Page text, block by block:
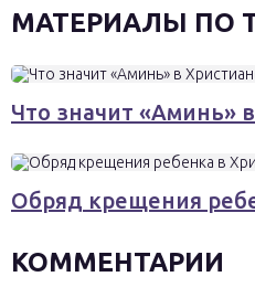
МАТЕРИАЛЫ ПО
Что значит «Аминь»
Обряд крещения
КОММЕНТАРИИ